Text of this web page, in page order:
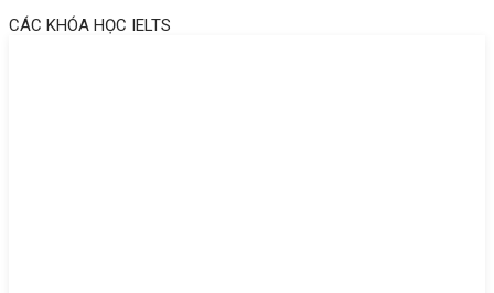
CÁC KHÓA HỌC IELTS